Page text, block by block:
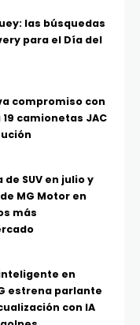
las búsquedas
para el Día del
compromiso con
camionetas JAC
de SUV en julio y
MG Motor en
más
en
estrena parlante
con IA